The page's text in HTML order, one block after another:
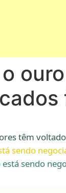
têm
sendo
sendo